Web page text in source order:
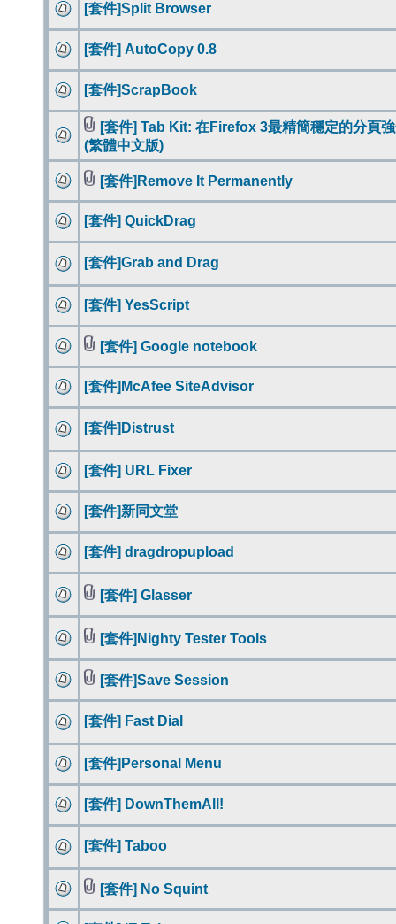
[套件]Split Browser
[套件] AutoCopy 0.8
[套件]ScrapBook
[套件] Tab Kit: 在Firefox 3最精簡穩定的分頁
(繁體中文版)
[套件]Remove It Permanently
[套件] QuickDrag
[套件]Grab and Drag
[套件] YesScript
[套件] Google notebook
[套件]McAfee SiteAdvisor
[套件]Distrust
[套件] URL Fixer
[套件]新同文堂
[套件] dragdropupload
[套件] Glasser
[套件]Nighty Tester Tools
[套件]Save Session
[套件] Fast Dial
[套件]Personal Menu
[套件] DownThemAll!
[套件] Taboo
[套件] No Squint